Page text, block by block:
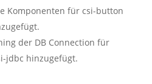
Komponenten für csi-button
der DB Connection für
jdbc hinzugefügt.